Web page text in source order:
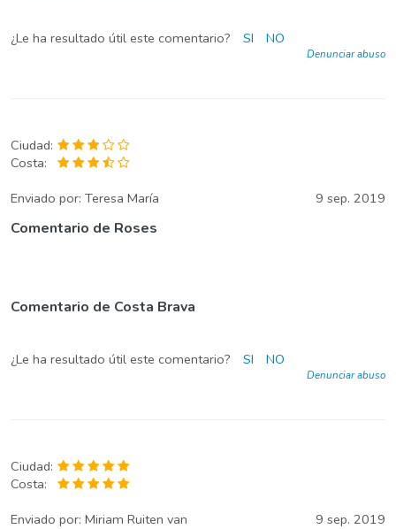
¿Le ha resultado útil este comentario? SI NO
Denunciar abuso
Ciudad:
Costa:
Enviado por: Teresa María 9 sep. 2019
Comentario de Roses
Comentario de Costa Brava
¿Le ha resultado útil este comentario? SI NO
Denunciar abuso
Ciudad:
Costa:
Enviado por: Miriam Ruiten van 9 sep. 2019